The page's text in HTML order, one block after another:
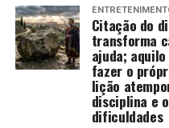
Citação do
transforma
ajuda;
fazer o
lição
disciplina e
dificuldades